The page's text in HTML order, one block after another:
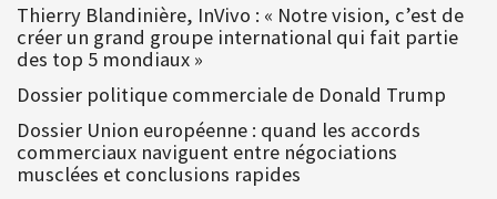
Thierry Blandinière, InVivo : « Notre vision, c’est de
créer un grand groupe international qui fait partie
des top 5 mondiaux »
Dossier politique commerciale de Donald Trump
Dossier Union européenne : quand les accords
commerciaux naviguent entre négociations
musclées et conclusions rapides